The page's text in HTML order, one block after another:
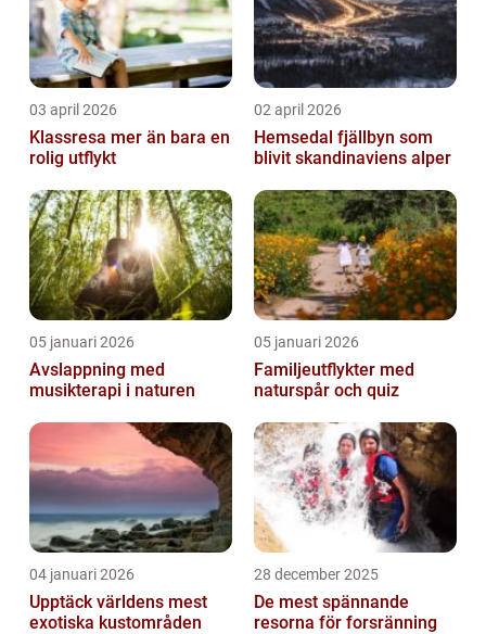
03 april 2026
Klassresa mer än bara en
rolig utflykt
02 april 2026
Hemsedal fjällbyn som
blivit skandinaviens alper
05 januari 2026
Avslappning med
musikterapi i naturen
05 januari 2026
Familjeutflykter med
naturspår och quiz
04 januari 2026
Upptäck världens mest
exotiska kustområden
28 december 2025
De mest spännande
resorna för forsränning